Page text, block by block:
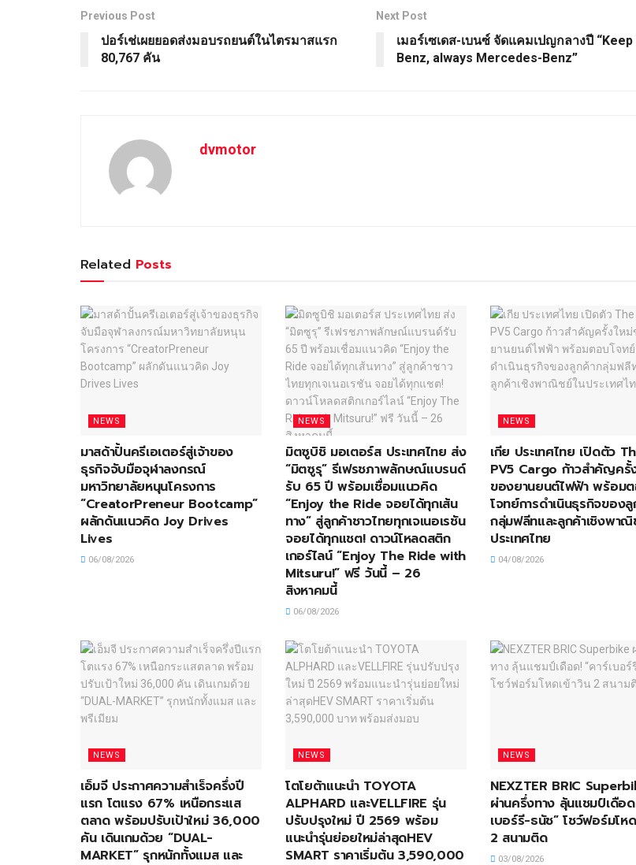
Previous Post
ปอร์เช่เผยยอดส่งมอบรถยนต์ในไตรมาสแรก
80,767 คัน
Next Post
เมอร์เซเดส-เบนซ์ จัดแคมเปญกลางปี
Benz, always Mercedes-Benz”
dvmotor
Related Posts
NEWS
มาสด้าปั้นครีเอเตอร์สู่เจ้าของ
ธุรกิจจับมือจุฬาลงกรณ์
มหาวิทยาลัยหนุนโครงการ
“CreatorPreneur Bootcamp”
ผลักดันแนวคิด Joy Drives
Lives
06/08/2026
NEWS
มิตซูบิชิ มอเตอร์ส ประเทศไทย ส่ง
“มิตซูรุ” รีเฟรชภาพลักษณ์แบรนด์
รับ 65 ปี พร้อมเชื่อมแนวคิด
“Enjoy the Ride จอยได้ทุกเส้น
ทาง” สู่ลูกค้าชาวไทยทุกเจเนอเรชัน
จอยได้ทุกแชต! ดาวน์โหลดสติก
เกอร์ไลน์ “Enjoy The Ride with
Mitsuru!” ฟรี วันนี้ – 26
สิงหาคมนี้
06/08/2026
NEWS
เกีย ประเทศไทย เปิดตัว
PV5 Cargo ก้าวสำคัญครั้
ของยานยนต์ไฟฟ้า พร้อม
โจทย์การดำเนินธุรกิจของ
กลุ่มฟลีทและลูกค้าเชิงพาณิ
ประเทศไทย
04/08/2026
NEWS
เอ็มจี ประกาศความสำเร็จครึ่งปี
แรก โตแรง 67% เหนือกระแส
ตลาด พร้อมปรับเป้าใหม่ 36,000
คัน เดินเกมด้วย “DUAL-
MARKET” รุกหนักทั้งแมส และ
NEWS
โตโยต้าแนะนำ TOYOTA
ALPHARD และVELLFIRE รุ่น
ปรับปรุงใหม่ ปี 2569 พร้อม
แนะนำรุ่นย่อยใหม่ล่าสุดHEV
SMART ราคาเริ่มต้น 3,590,000
NEWS
NEXZTER BRIC
ผ่านครึ่งทาง ลุ้นแชมป์เดือด
เบอร์รี-ธนัช” โชว์ฟอร์มโห
2 สนามติด
03/08/2026